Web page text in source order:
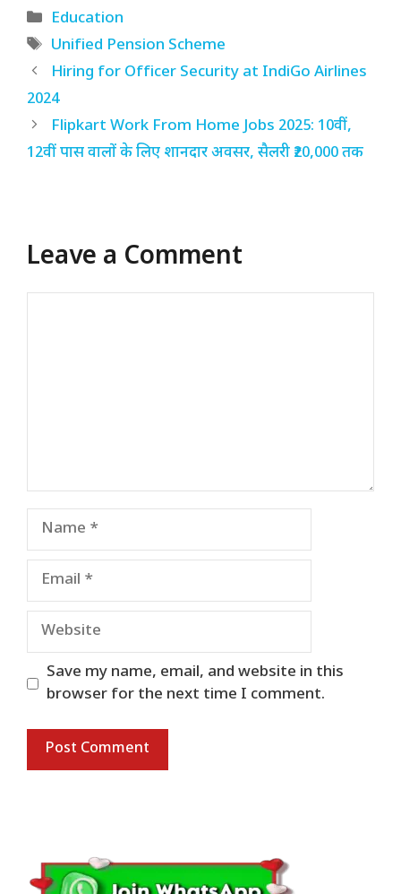
Categories
Education
Tags
Unified Pension Scheme
Hiring for Officer Security at IndiGo Airlines
2024
Flipkart Work From Home Jobs 2025: 10वीं,
12वीं पास वालों के लिए शानदार अवसर, सैलरी ₹20,000 तक
Leave a Comment
Name
Email
Website
Save my name, email, and website in this
browser for the next time I comment.